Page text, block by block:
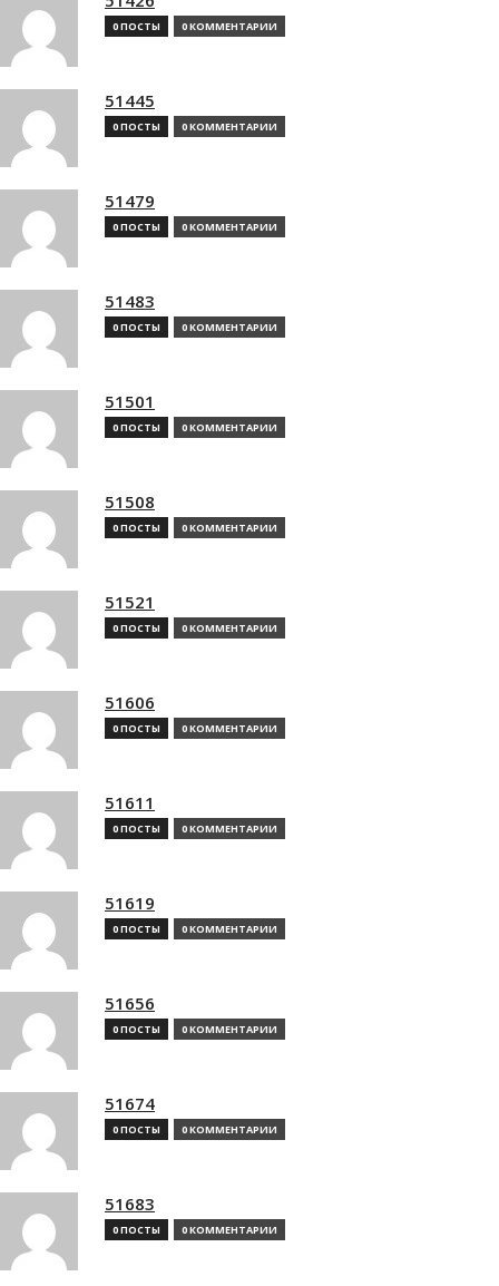
0 ПОСТЫ 0 КОММЕНТАРИИ
51445
0 ПОСТЫ 0 КОММЕНТАРИИ
51479
0 ПОСТЫ 0 КОММЕНТАРИИ
51483
0 ПОСТЫ 0 КОММЕНТАРИИ
51501
0 ПОСТЫ 0 КОММЕНТАРИИ
51508
0 ПОСТЫ 0 КОММЕНТАРИИ
51521
0 ПОСТЫ 0 КОММЕНТАРИИ
51606
0 ПОСТЫ 0 КОММЕНТАРИИ
51611
0 ПОСТЫ 0 КОММЕНТАРИИ
51619
0 ПОСТЫ 0 КОММЕНТАРИИ
51656
0 ПОСТЫ 0 КОММЕНТАРИИ
51674
0 ПОСТЫ 0 КОММЕНТАРИИ
51683
0 ПОСТЫ 0 КОММЕНТАРИИ